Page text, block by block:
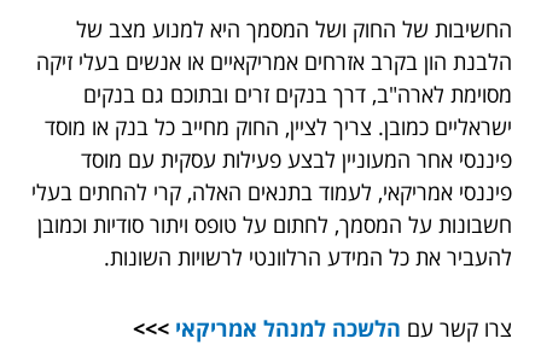
החשיבות של החוק ושל המסמך היא למנוע מצב של
הלבנת הון בקרב אזרחים אמריקאיים או אנשים בעלי זיקה
מסוימת לארה"ב, דרך בנקים זרים ובתוכם גם בנקים
ישראליים כמובן. צריך לציין, החוק מחייב כל בנק או מוסד
פיננסי אחר המעוניין לבצע פעילות עסקית עם מוסד
פיננסי אמריקאי, לעמוד בתנאים האלה, קרי להחתים בעלי
חשבונות על המסמך, לחתום על טופס ויתור סודיות וכמובן
להעביר את כל המידע הרלוונטי לרשויות השונות.
צרו קשר עם הלשכה למנהל אמריקאי >>>